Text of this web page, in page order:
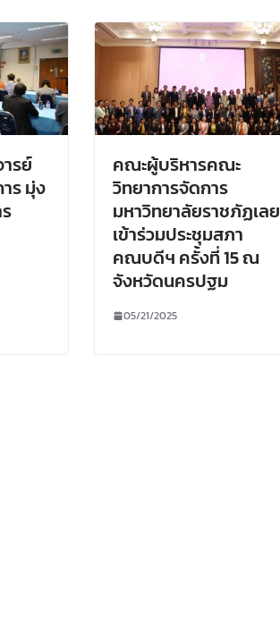
รย์
ร มุ่ง
คณะผู้บริหารคณะ
วิทยาการจัดการ
มหาวิทยาลัยราชภัฏเลย
เข้าร่วมประชุมสภา
คณบดีฯ ครั้งที่ 15 ณ
จังหวัดนครปฐม
05/21/2025